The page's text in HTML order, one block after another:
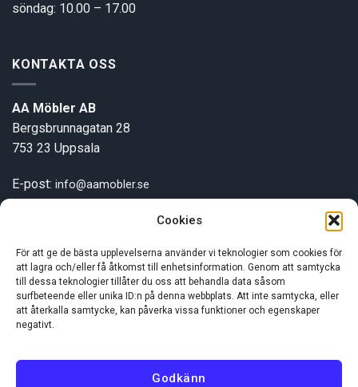
Cookies
För att ge de bästa upplevelserna använder vi teknologier som cookies för
att lagra och/eller få åtkomst till enhetsinformation. Genom att samtycka
till dessa teknologier tillåter du oss att behandla data såsom
surfbeteende eller unika ID:n på denna webbplats. Att inte samtycka, eller
att återkalla samtycke, kan påverka vissa funktioner och egenskaper
negativt.
Godkänn
söndag: 10.00 – 17.00
KONTAKTA OSS
AA Möbler AB
Bergsbrunnagatan 28
753 23 Uppsala
E-post: info@aamobler.se
INFORMATION
Om oss